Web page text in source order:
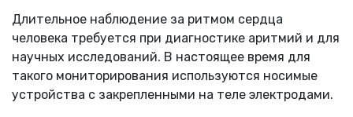
Длительное наблюдение за ритмом сердца
человека требуется при диагностике аритмий и для
научных исследований. В настоящее время для
такого мониторирования используются носимые
устройства с закрепленными на теле электродами.